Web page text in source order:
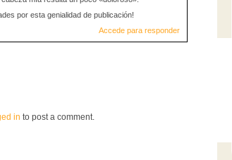
por esta genialidad de publicación!
Accede para responder
in to post a comment.